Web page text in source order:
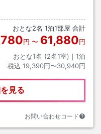
おとな2名 1泊1部屋 合計
円 〜 61,880円
おとな1名 (2名1室)｜ 1泊
税込 19,390円〜30,940円
見る
お問い合わせコード